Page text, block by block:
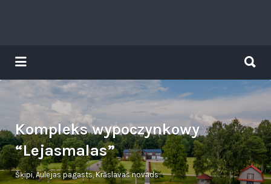
Tavs brīvdienu ceļvedis
for:
Kompleks wypoczynkowy
“Lejasmalas”
Šķipi, Aulejas pagasts, Krāslavas novads